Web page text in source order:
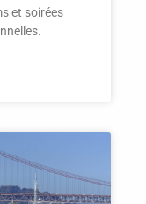
et soirées